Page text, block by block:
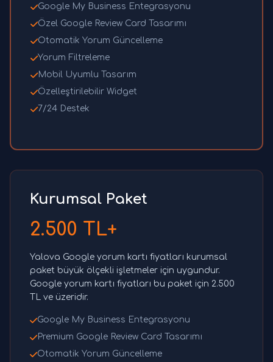
Google My Business Entegrasyonu
Özel Google Review Card Tasarımı
Otomatik Yorum Güncelleme
Yorum Filtreleme
Mobil Uyumlu Tasarım
Özelleştirilebilir Widget
7/24 Destek
Kurumsal Paket
2.500 TL+
Yalova Google yorum kartı fiyatları kurumsal
paket büyük ölçekli işletmeler için uygundur.
Google yorum kartı fiyatları bu paket için 2.500
TL ve üzeridir.
Google My Business Entegrasyonu
Premium Google Review Card Tasarımı
Otomatik Yorum Güncelleme